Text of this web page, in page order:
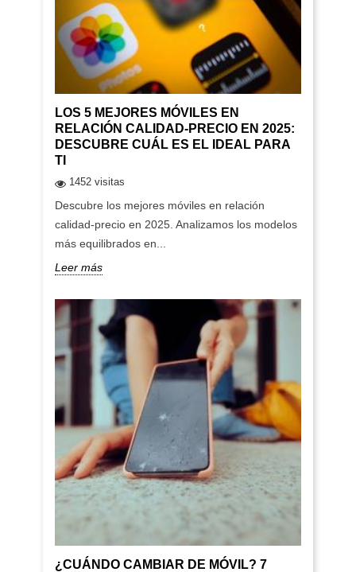
LOS 5 MEJORES MÓVILES EN
RELACIÓN CALIDAD-PRECIO EN 2025:
DESCUBRE CUÁL ES EL IDEAL PARA
TI
1452 visitas
Descubre los mejores móviles en relación
calidad-precio en 2025. Analizamos los modelos
más equilibrados en...
Leer más
¿CUÁNDO CAMBIAR DE MÓVIL? 7